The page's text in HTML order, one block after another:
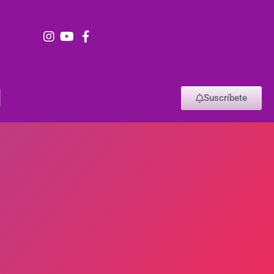
Suscríbete